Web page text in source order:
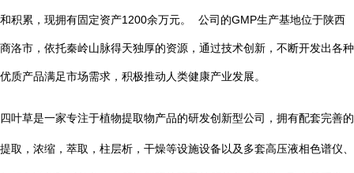
和积累，现拥有固定资产1200余万元。 公司的GMP生产基地位于陕西
商洛市，依托秦岭山脉得天独厚的资源，通过技术创新，不断开发出各种
优质产品满足市场需求，积极推动人类健康产业发展。
四叶草是一家专注于植物提取物产品的研发创新型公司，拥有配套完善的
提取，浓缩，萃取，柱层析，干燥等设施设备以及多套高压液相色谱仪、